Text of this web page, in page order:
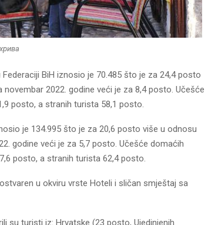
BiH iznosio je 70.485 što je za 24,4 posto
2022. godine veći je za 8,4 posto. Učešće
posto, a stranih turista 58,1 posto.
je 134.995 što je za 20,6 posto više u odnosu
godine veći je za 5,7 posto. Učešće domaćih
posto, a stranih turista 62,4 posto.
u okviru vrste Hoteli i sličan smještaj sa
su turisti iz: Hrvatske (23 posto, Ujedinjenih